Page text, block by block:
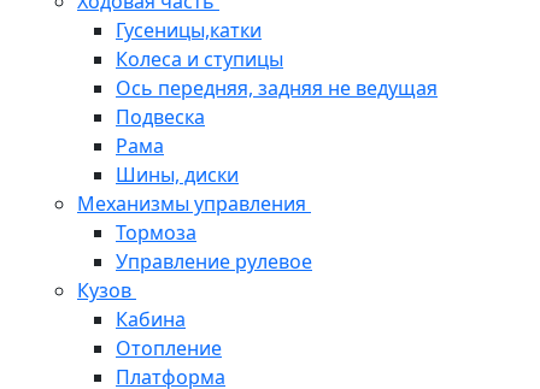
Гусеницы,катки
Колеса и ступицы
Ось передняя, задняя не ведущая
Подвеска
Рама
Шины, диски
Механизмы управления
Тормоза
Управление рулевое
Кузов
Кабина
Отопление
Платформа